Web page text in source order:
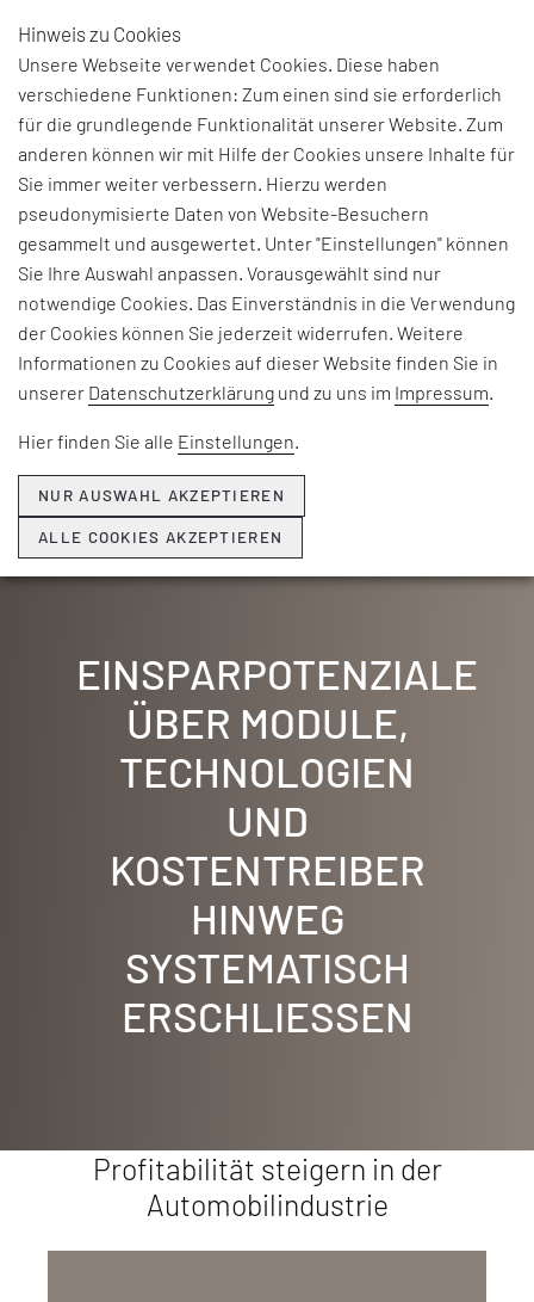
EFESO INSIGHT
EINSPARPOTENZIALE
ÜBER MODULE,
TECHNOLOGIEN
UND
KOSTENTREIBER
HINWEG
SYSTEMATISCH
ERSCHLIESSEN
Profitabilität steigern in der
Automobilindustrie
Hinweis zu Cookies
Unsere Webseite verwendet Cookies. Diese haben
verschiedene Funktionen: Zum einen sind sie erforderlich
für die grundlegende Funktionalität unserer Website. Zum
anderen können wir mit Hilfe der Cookies unsere Inhalte für
Sie immer weiter verbessern. Hierzu werden
pseudonymisierte Daten von Website-Besuchern
gesammelt und ausgewertet. Unter "Einstellungen" können
Sie Ihre Auswahl anpassen. Vorausgewählt sind nur
notwendige Cookies. Das Einverständnis in die Verwendung
der Cookies können Sie jederzeit widerrufen. Weitere
Informationen zu Cookies auf dieser Website finden Sie in
unserer Datenschutzerklärung und zu uns im Impressum.
Hier finden Sie alle Einstellungen.
NUR AUSWAHL AKZEPTIEREN
ALLE COOKIES AKZEPTIEREN